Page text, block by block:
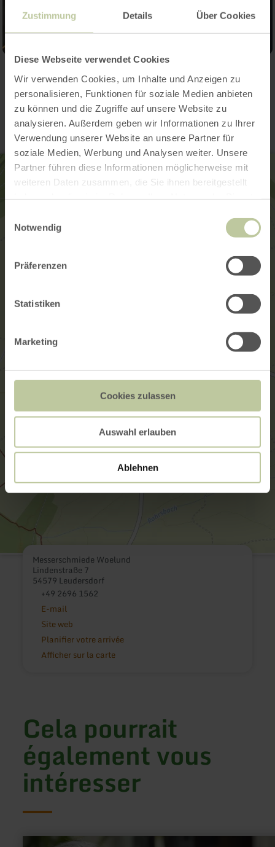
Zustimmung Details Über Cookies
Diese Webseite verwendet Cookies
Wir verwenden Cookies, um Inhalte und Anzeigen zu
personalisieren, Funktionen für soziale Medien anbieten
zu können und die Zugriffe auf unsere Website zu
analysieren. Außerdem geben wir Informationen zu Ihrer
Verwendung unserer Website an unsere Partner für
soziale Medien, Werbung und Analysen weiter. Unsere
Partner führen diese Informationen möglicherweise mit
weiteren Daten zusammen, die Sie ihnen bereitgestellt
Notwendig
Präferenzen
Statistiken
Marketing
Cookies zulassen
Auswahl erlauben
Ablehnen
Contact
Messerschmiede Woelund
Lindenstraße 7
54579 Leudersdorf
+49 2696 1562
E-mail
Site web
Planifier votre arrivée
Afficher sur la carte
Cela pourrait
également vous
intéresser